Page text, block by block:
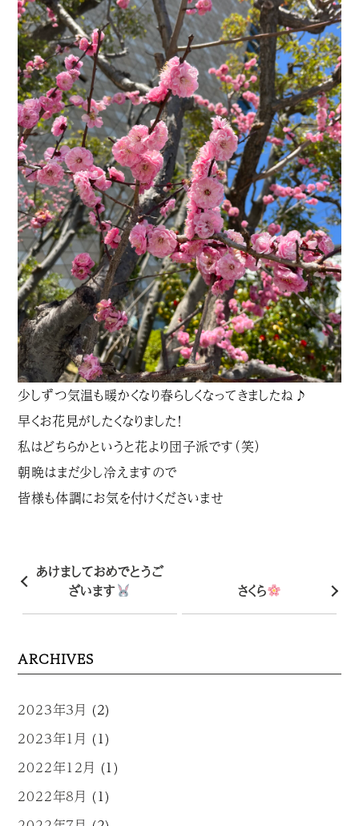
少しずつ気温も暖かくなり春らしくなってきましたね♪
早くお花見がしたくなりました！
私はどちらかというと花より団子派です（笑）
朝晩はまだ少し冷えますので
皆様も体調にお気を付けくださいませ
あけましておめでとうご
ざいます
さくら
ARCHIVES
2023年3月 (2)
2023年1月 (1)
2022年12月 (1)
2022年8月 (1)